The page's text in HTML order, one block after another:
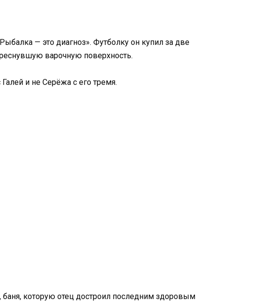
— это диагноз». Футболку он купил за две
варочную поверхность.
и не Серёжа с его тремя.
которую отец достроил последним здоровым